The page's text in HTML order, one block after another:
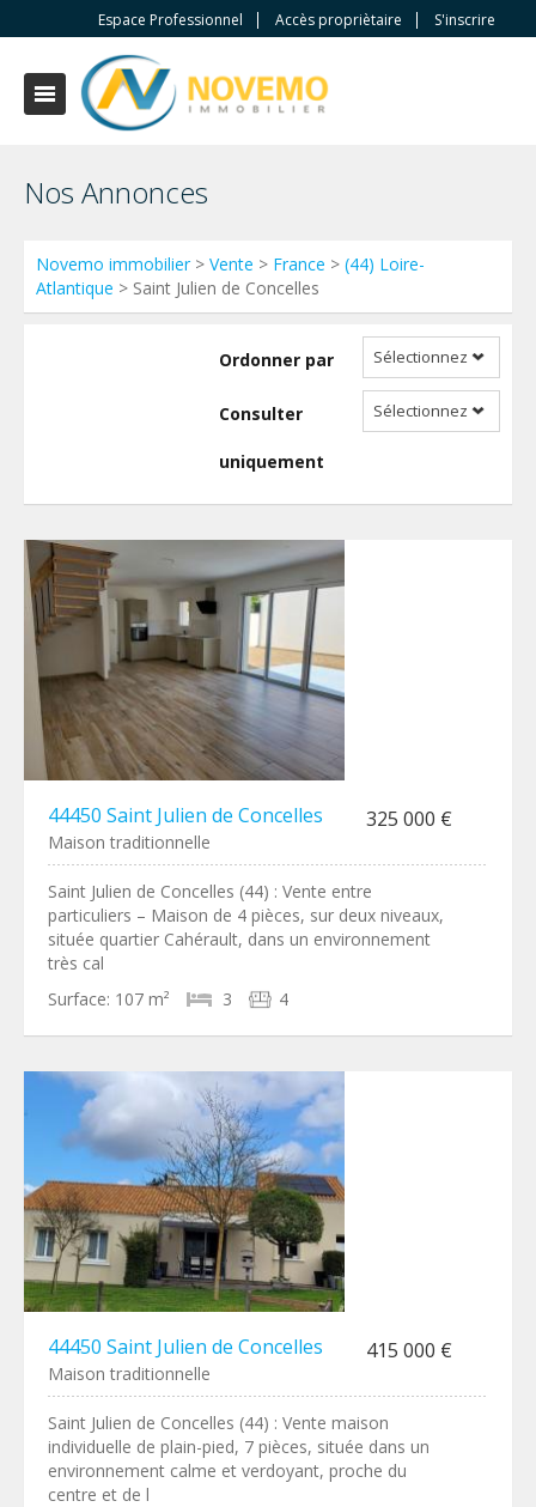
Espace Professionnel Accès propriètaire S'inscrire
Nos Annonces
Novemo immobilier> Vente > France > (44) Loire-
Atlantique > Saint Julien de Concelles
Ordonner par Sélectionnez
Consulter
uniquement
Sélectionnez
44450 Saint Julien de Concelles 325 000 €
Maison traditionnelle
Saint Julien de Concelles (44) : Vente entre
particuliers – Maison de 4 pièces, sur deux niveaux,
située quartier Cahérault, dans un environnement
très cal
Surface: 107 m² 3 4
44450 Saint Julien de Concelles 415 000 €
Maison traditionnelle
Saint Julien de Concelles (44) : Vente maison
individuelle de plain-pied, 7 pièces, située dans un
environnement calme et verdoyant, proche du
centre et de l